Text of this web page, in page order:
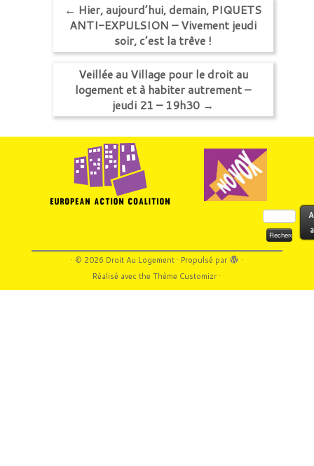
← Hier, aujourd’hui, demain, PIQUETS
ANTI-EXPULSION – Vivement jeudi
soir, c’est la trêve !
Veillée au Village pour le droit au
logement et à habiter autrement –
jeudi 21 – 19h30 →
Rechercher :
· © 2026 Droit Au Logement· Propulsé par
·
Réalisé avec theThème Customizr·